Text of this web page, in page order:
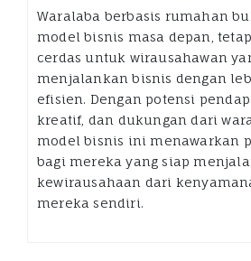
Waralaba berbasis rumahan
model bisnis masa depan,
cerdas untuk wirausahawan
menjalankan bisnis dengan
efisien. Dengan potensi
kreatif, dan dukungan dari
model bisnis ini menawarkan
bagi mereka yang siap
kewirausahaan dari
mereka sendiri.